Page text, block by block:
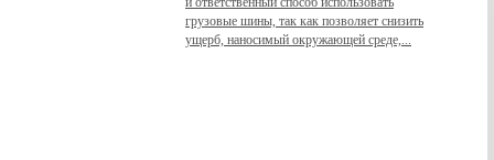
грузовые шины, так как позволяет снизить
ущерб, наносимый окружающей среде,...